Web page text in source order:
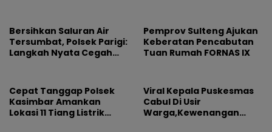
Bersihkan Saluran Air
Tersumbat, Polsek Parigi:
Langkah Nyata Cegah
Pemprov Sulteng Ajukan
Keberatan Pencabutan
Tuan Rumah FORNAS IX
Cepat Tanggap Polsek
Kasimbar Amankan
Lokasi 11 Tiang Listrik
Viral Kepala Puskesmas
Cabul Di Usir
Warga,Kewenangan